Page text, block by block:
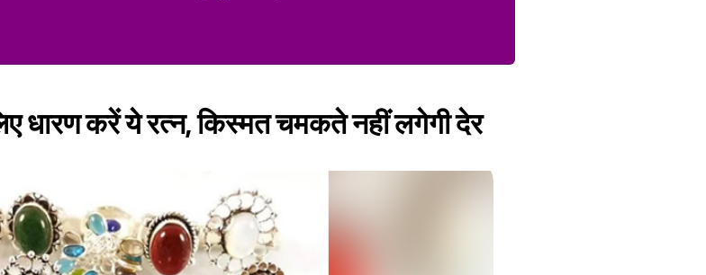
धारण करें ये रत्न, किस्मत चमकते नहीं लगेगी देर